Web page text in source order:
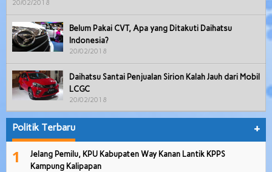
20/02/2018
Belum Pakai CVT, Apa yang Ditakuti Daihatsu
Indonesia?
20/02/2018
Daihatsu Santai Penjualan Sirion Kalah Jauh dari Mobil
LCGC
20/02/2018
Politik Terbaru +
1
Jelang Pemilu, KPU Kabupaten Way Kanan Lantik KPPS
Kampung Kalipapan